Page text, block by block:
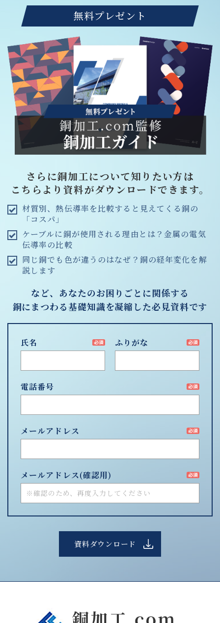
無料プレゼント
さらに銅加工について知りたい方は
こちらより資料がダウンロードできます。
材質別、熱伝導率を比較すると見えてくる銅の
「コスパ」
ケーブルに銅が使用される理由とは？金属の電気
伝導率の比較
同じ銅でも色が違うのはなぜ？銅の経年変化を解
説します
など、あなたのお困りごとに関係する
銅にまつわる基礎知識を凝縮した必見資料です
氏名 ふりがな
電話番号
メールアドレス
メールアドレス(確認用)